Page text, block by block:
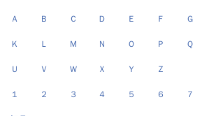
Ａ Ｂ Ｃ Ｄ Ｅ Ｆ Ｇ
Ｋ Ｌ Ｍ Ｎ Ｏ Ｐ Ｑ
Ｕ Ｖ Ｗ Ｘ Ｙ Ｚ
１ ２ ３ ４ ５ ６ ７